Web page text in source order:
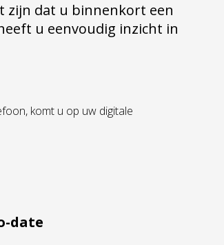
zijn dat u binnenkort een
u eenvoudig inzicht in
komt u op uw digitale
date